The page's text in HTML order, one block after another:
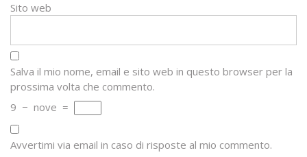
Sito web
Salva il mio nome, email e sito web in questo browser per la
prossima volta che commento.
9 − nove =
Avvertimi via email in caso di risposte al mio commento.